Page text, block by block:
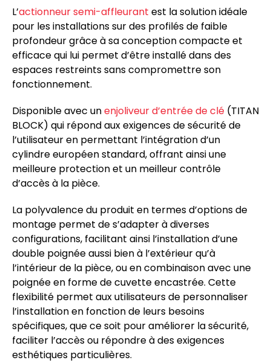
L’actionneur semi-affleurant est la solution idéale
pour les installations sur des profilés de faible
profondeur grâce à sa conception compacte et
efficace qui lui permet d’être installé dans des
espaces restreints sans compromettre son
fonctionnement.
Disponible avec unenjoliveur d’entrée de clé (TITAN
BLOCK) qui répond aux exigences de sécurité de
l’utilisateur en permettant l’intégration d’un
cylindre européen standard, offrant ainsi une
meilleure protection et un meilleur contrôle
d’accès à la pièce.
La polyvalence du produit en termes d’options de
montage permet de s’adapter à diverses
configurations, facilitant ainsi l’installation d’une
double poignée aussi bien à l’extérieur qu’à
l’intérieur de la pièce, ou en combinaison avec une
poignée en forme de cuvette encastrée. Cette
flexibilité permet aux utilisateurs de personnaliser
l’installation en fonction de leurs besoins
spécifiques, que ce soit pour améliorer la sécurité,
faciliter l’accès ou répondre à des exigences
esthétiques particulières.